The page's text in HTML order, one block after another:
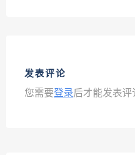
发表评论
您需要登录后才能发表评